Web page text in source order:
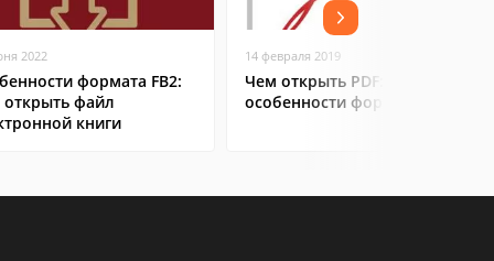
2022
формата FB2:
файл
книги
14 февраля 2019
Чем открыть PDF:
особенности формата